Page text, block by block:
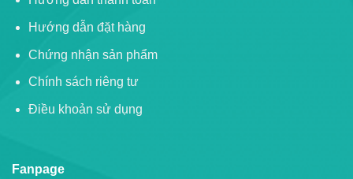
Hướng dẫn đặt hàng
Chứng nhận sản phẩm
Chính sách riêng tư
Điều khoản sử dụng
Fanpage